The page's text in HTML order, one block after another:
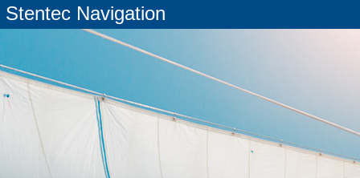
Stentec Navigation